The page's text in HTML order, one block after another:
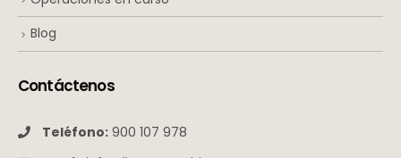
Blog
Contáctenos
Teléfono: 900 107 978